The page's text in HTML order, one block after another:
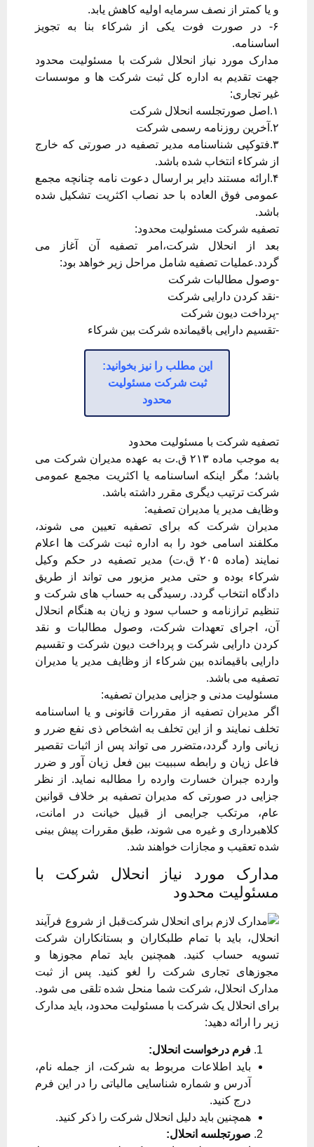
و یا کمتر از نصف سرمایه اولیه کاهش یابد.
۶- در صورت فوت یکی از شرکاء بنا به تجویز
اساسنامه.
مدارک مورد نیاز انحلال شرکت با مسئولیت محدود
جهت تقدیم به اداره کل ثبت شرکت ها و موسسات
غیر تجاری:
۱.اصل صورتجلسه انحلال شرکت
۲.آخرین روزنامه رسمی شرکت
۳.فتوکپی شناسنامه مدیر تصفیه در صورتی که خارج
از شرکاء انتخاب شده باشد.
۴.ارائه مستند دایر بر ارسال دعوت نامه چنانچه مجمع
عمومی فوق العاده با حد نصاب اکثریت تشکیل شده
باشد.
تصفیه شرکت مسئولیت محدود:
بعد از انحلال شرکت،امر تصفیه آن آغاز می
گردد.عملیات تصفیه شامل مراحل زیر خواهد بود:
-وصول مطالبات شرکت
-نقد کردن دارایی شرکت
-پرداخت دیون شرکت
-تقسیم دارایی باقیمانده شرکت بین شرکاء
این مطلب را نیز بخوانید:
ثبت شرکت مسئولیت
محدود
تصفیه شرکت با مسئولیت محدود
به موجب ماده ۲۱۳ ق.ت به عهده مدیران شرکت می
باشد؛ مگر اینکه اساسنامه یا اکثریت مجمع عمومی
شرکت ترتیب دیگری مقرر داشته باشد.
وظایف مدیر یا مدیران تصفیه:
مدیران شرکت که برای تصفیه تعیین می شوند،
مکلفند اسامی خود را به اداره ثبت شرکت ها اعلام
نمایند (ماده ۲۰۵ ق.ت) مدیر تصفیه در حکم وکیل
شرکاء بوده و حتی مدیر مزبور می تواند از طریق
دادگاه انتخاب گردد. رسیدگی به حساب های شرکت و
تنظیم ترازنامه و حساب سود و زیان به هنگام انحلال
آن، اجرای تعهدات شرکت، وصول مطالبات و نقد
کردن دارایی شرکت و پرداخت دیون شرکت و تقسیم
دارایی باقیمانده بین شرکاء از وظایف مدیر یا مدیران
تصفیه می باشد.
مسئولیت مدنی و جزایی مدیران تصفیه:
اگر مدیران تصفیه از مقررات قانونی و یا اساسنامه
تخلف نمایند و از این تخلف به اشخاص ذی نفع ضرر و
زیانی وارد گردد،متضرر می تواند پس از اثبات تقصیر
فاعل زیان و رابطه سببیت بین فعل زیان آور و ضرر
وارده جبران خسارت وارده را مطالبه نماید. از نظر
جزایی در صورتی که مدیران تصفیه بر خلاف قوانین
عام، مرتکب جرایمی از قبیل خیانت در امانت،
کلاهبرداری و غیره می شوند، طبق مقررات پیش بینی
شده تعقیب و مجازات خواهند شد.
مدارک مورد نیاز انحلال شرکت با
مسئولیت محدود
قبل از شروع فرآیند
انحلال، باید با تمام طلبکاران و بستانکاران شرکت
تسویه حساب کنید. همچنین باید تمام مجوزها و
مجوزهای تجاری شرکت را لغو کنید. پس از ثبت
مدارک انحلال، شرکت شما منحل شده تلقی می شود.
برای انحلال یک شرکت با مسئولیت محدود، باید مدارک
زیر را ارائه دهید:
فرم درخواست انحلال:
باید اطلاعات مربوط به شرکت، از جمله نام،
آدرس و شماره شناسایی مالیاتی را در این فرم
درج کنید.
همچنین باید دلیل انحلال شرکت را ذکر کنید.
صورتجلسه انحلال: